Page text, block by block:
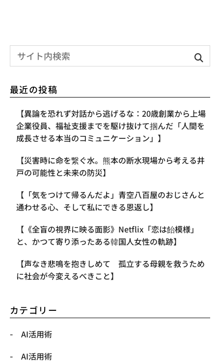
最近の投稿
【異論を恐れず対話から逃げるな：20歳創業から上場
企業役員、福祉支援までを駆け抜けて掴んだ「人間を
成長させる本当のコミュニケーション」】
【災害時に命を繋ぐ水。熊本の断水現場から考える井
戸の可能性と未来の防災】
【「気をつけて帰るんだよ」青空八百屋のおじさんと
通わせる心、そして私にできる恩返し】
【《全盲の視界に映る面影》Netflix「恋は飴模様」
と、かつて寄り添ったある韓国人女性の軌跡】
【声なき悲鳴を抱きしめて 孤立する母親を救うため
に社会が今変えるべきこと】
カテゴリー
AI活用術
AI活用術